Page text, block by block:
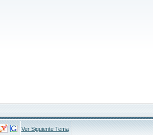
Ver Siguiente Tema